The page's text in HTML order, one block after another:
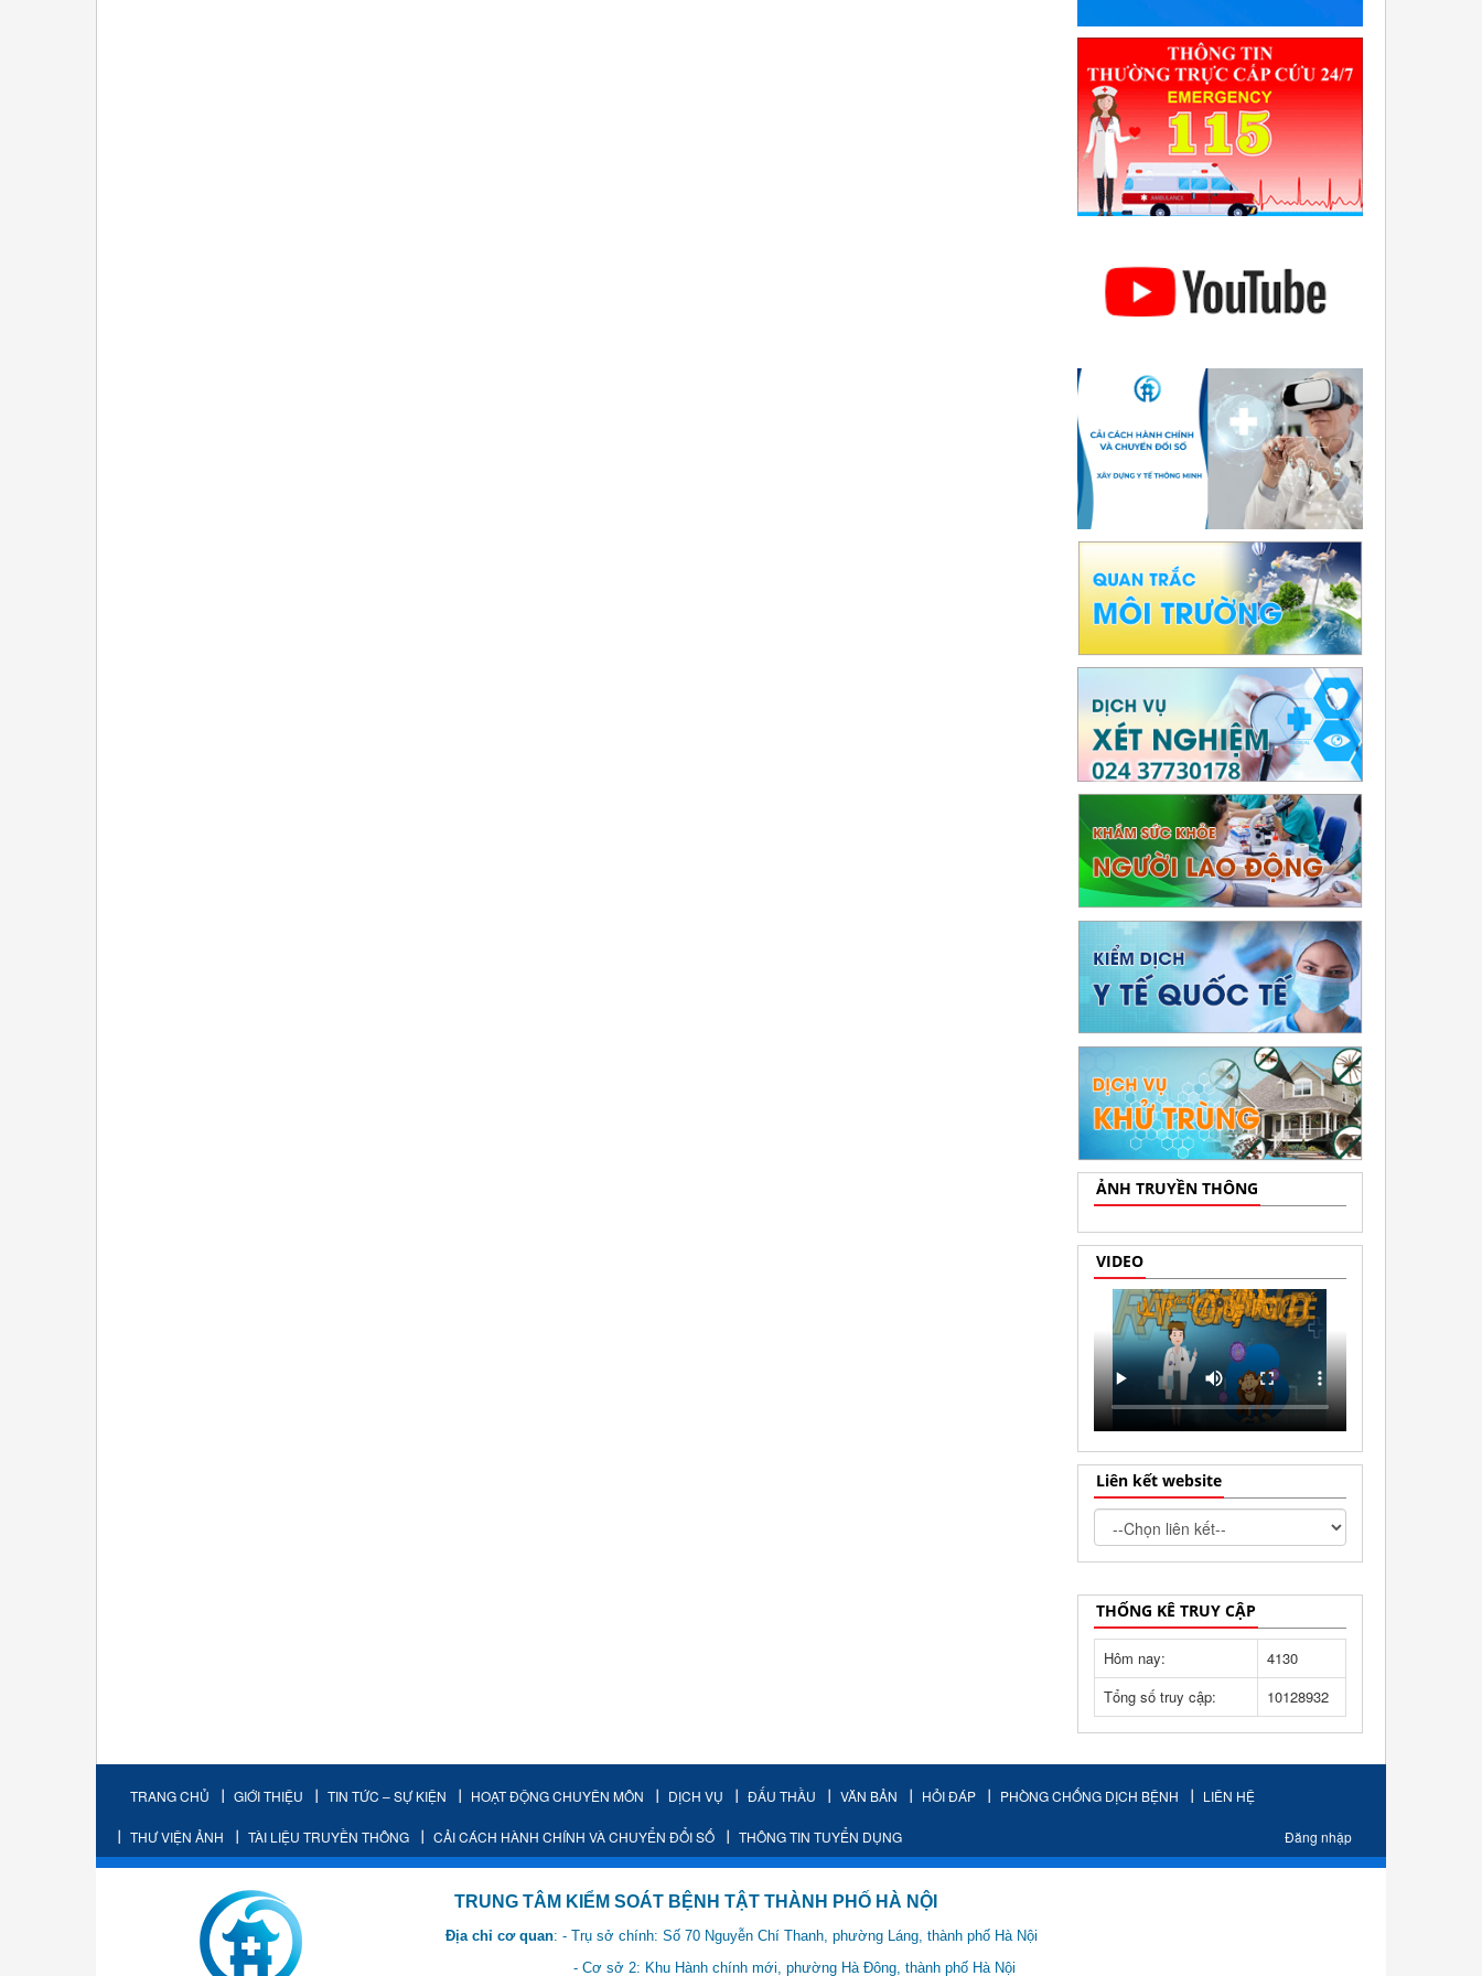
ẢNH TRUYỀN THÔNG
VIDEO
Liên kết website
THỐNG KÊ TRUY CẬP
Hôm nay:
4130
Tổng số truy cập:
10128932
TRANG CHỦ GIỚI THIỆU TIN TỨC – SỰ KIỆN HOẠT ĐỘNG CHUYÊN MÔN DỊCH VỤ ĐẤU THẦU VĂN BẢN HỎI ĐÁP PHÒNG CHỐNG DỊCH BỆNH LIÊN HỆ
THƯ VIỆN ẢNH TÀI LIỆU TRUYỀN THÔNG CẢI CÁCH HÀNH CHÍNH VÀ CHUYỂN ĐỔI SỐ THÔNG TIN TUYỂN DỤNG Đăng nhập
TRUNG TÂM KIỂM SOÁT BỆNH TẬT THÀNH PHỐ HÀ NỘI
Địa chỉ cơ quan: - Trụ sở chính: Số 70 Nguyễn Chí Thanh, phường Láng, thành phố Hà Nội
- Cơ sở 2: Khu Hành chính mới, phường Hà Đông, thành phố Hà Nội